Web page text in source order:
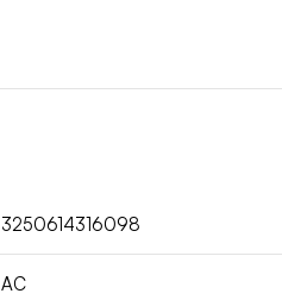
3250614316098
AC